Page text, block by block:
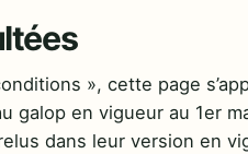
», cette page
galop en vigueur au 1er
dans leur version en